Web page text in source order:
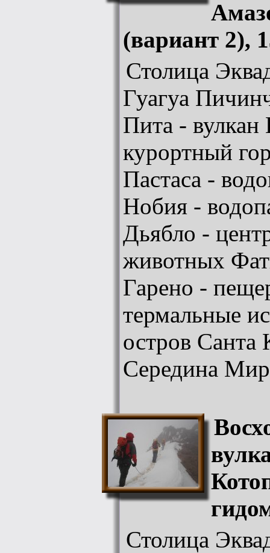
(вариант 2),
Столица
Гуагуа
Пита - вулкан
курортный
Пастаса -
Нобия -
Дьябло -
животных
Гарено -
термальные
остров Санта
Середина
Столица